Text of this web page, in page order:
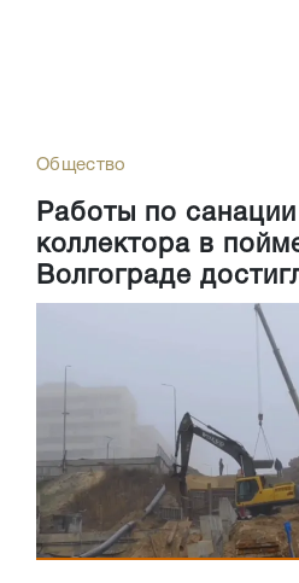
Общество
Работы по санации
коллектора в
Волгограде